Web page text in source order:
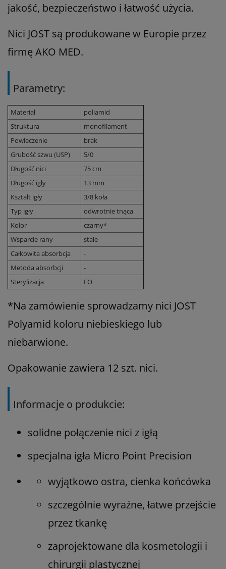
jakość, bezpieczeństwo i łatwość użycia.
Nici JOST są produkowane w Europie przez
firmę AKO MED.
Parametry:
Materiał
poliamid
Struktura
monofilament
Powleczenie
brak
Grubość szwu (USP)
5/0
Długość nici
75 cm
Długość igły
13 mm
Kształt igły
3/8 koła
Typ igły
odwrotnie tnąca
Kolor
czarny*
Wsparcie rany
stałe
Całkowita absorbcja
-
Metoda absorbcji
-
Sterylizacja
EO
*Na zamówienie sprowadzamy nici JOST
Polyamid koloru niebieskiego lub
niebarwione.
Opakowanie zawiera 12 szt. nici.
Informacje o produkcie:
solidne połączenie nici z igłą
specjalna igła Micro Point Precision
wyjątkowo ostra, cienka końcówka
szczególnie wyraźne, łatwe przejście
przez tkankę
zaprojektowane dla kosmetologii i
chirurgii plastycznej